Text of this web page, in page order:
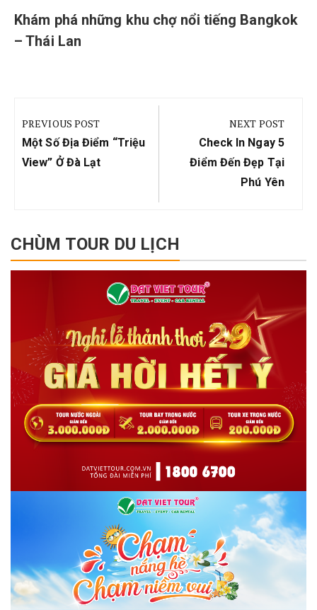
Khám phá những khu chợ nổi tiếng Bangkok
– Thái Lan
hướng
bài
viết
PREVIOUS POST
Previous
Post:
Một Số Địa Điểm “triệu
View” Ở Đà Lạt
NEXT POST
Next
Post:
Check In Ngay 5
Điểm Đến Đẹp Tại
Phú Yên
CHÙM TOUR DU LỊCH